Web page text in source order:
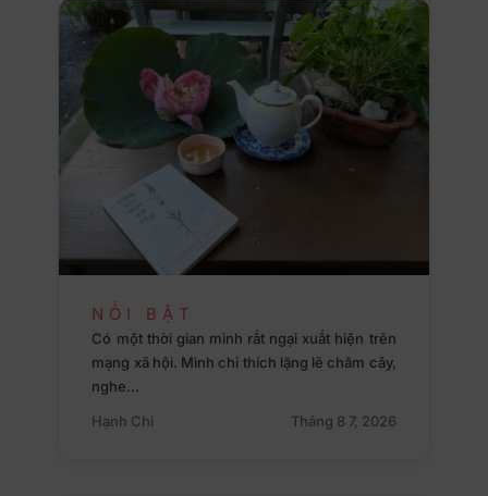
NỔI BẬT
Có một thời gian mình rất ngại xuất hiện trên
mạng xã hội. Mình chỉ thích lặng lẽ chăm cây,
nghe…
Hạnh Chi
Tháng 8 7, 2026